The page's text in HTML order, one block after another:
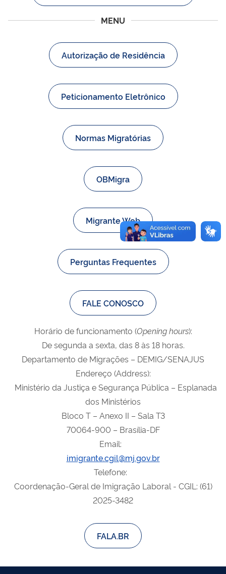
MENU
Autorização de Residência
Peticionamento Eletrônico
Normas Migratórias
OBMigra
Migrante Web
Perguntas Frequentes
FALE CONOSCO
Horário de funcionamento (Opening hours):
De segunda a sexta, das 8 às 18 horas.
Departamento de Migrações – DEMIG/SENAJUS
Endereço (Address):
Ministério da Justiça e Segurança Pública – Esplanada
dos Ministérios
Bloco T – Anexo II – Sala T3
70064-900 – Brasília-DF
Email:
imigrante.cgil@mj.gov.br
Telefone:
Coordenação-Geral de Imigração Laboral - CGIL: (61)
2025-3482
FALA.BR